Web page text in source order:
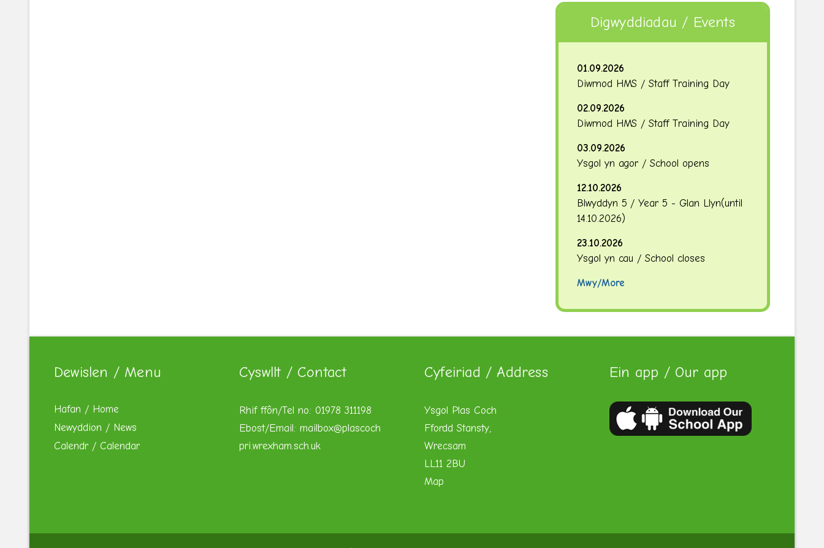
Digwyddiadau / Events
01.09.2026
Diwrnod HMS / Staff Training Day
02.09.2026
Diwrnod HMS / Staff Training Day
03.09.2026
Ysgol yn agor / School opens
12.10.2026
Blwyddyn 5 / Year 5 - Glan Llyn(until
14.10.2026)
23.10.2026
Ysgol yn cau / School closes
Mwy/More
Dewislen / Menu
Hafan / Home
Newyddion / News
Calendr / Calendar
Cyswllt / Contact
Rhif ffôn/Tel no: 01978 311198
Ebost/Email: mailbox@plascoch
pri.wrexham.sch.uk
Cyfeiriad / Address
Ysgol Plas Coch
Ffordd Stansty,
Wrecsam
LL11 2BU
Map
Ein app / Our app